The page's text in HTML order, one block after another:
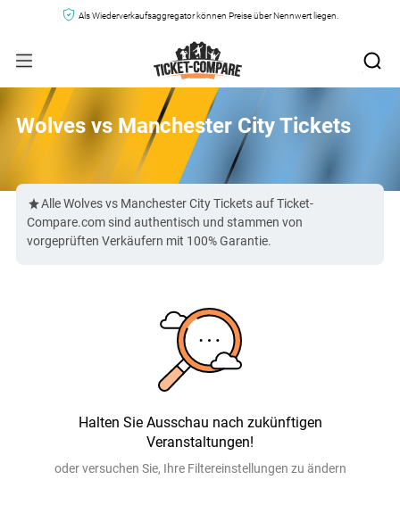
Als Wiederverkaufsaggregator können Preise über Nennwert liegen.
Wolves vs Manchester City Tickets
Alle Wolves vs Manchester City Tickets auf Ticket-
Compare.com sind authentisch und stammen von
vorgeprüften Verkäufern mit 100% Garantie.
Halten Sie Ausschau nach zukünftigen
Veranstaltungen!
oder versuchen Sie, Ihre Filtereinstellungen zu ändern